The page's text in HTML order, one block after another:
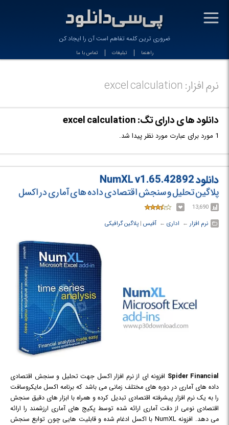
-
ضروری ترین کلمه تفاهم است آن را ایجاد کن
راهنما تبلیغات تماس با ما
نرم افزار: excel calculation
دانلود ها ی دارای تگ: excel calculation
1 مورد برای عبارت مورد نظر پیدا شد.
دانلود NumXL v1.65.42892
پلاگین تحلیل و سنجش اقتصادی داده های آماری در اکسل
13,690
نرم افزار ← ‏ اداری ← ‏ آفیس ‏| پلاگین گرافیکی
Spider Financial افزونه ای از نرم افزار اکسل جهت تحلیل و سنجش اقتصادی
داده های آماری در دوره های مختلف زمانی می باشد که برنامه اکسل مایکروسافت
را به یک نرم افزار پیشرفته اقتصادی تبدیل کرده و همراه با ابزار های دقیق سنجش
اقتصادی نوعی از دقت آماری ارائه شده توسط پکیج های آماری ارزشمند را ارائه
می دهد. افزونه NumXL با اکسل ادغام شده و قابلیت هایی چون توابع سنجش